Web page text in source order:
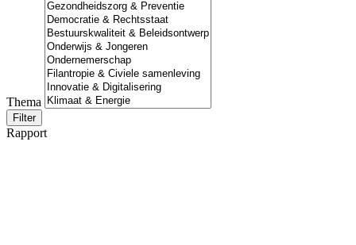
Thema
Filter
Rapport